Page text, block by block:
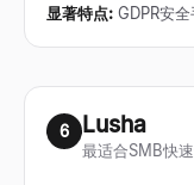
显著特点: GDPR安
6 Lusha
最适合SMB快